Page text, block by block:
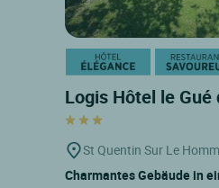
Logis Hôtel le Gué
St Quentin Sur Le
Charmantes Gebäude in